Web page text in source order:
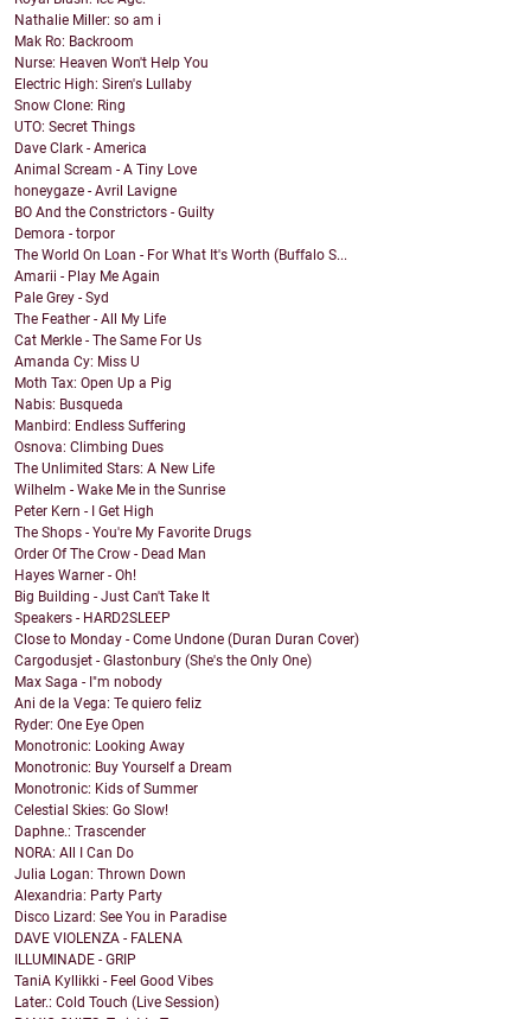
Nathalie Miller: so am i
Mak Ro: Backroom
Nurse: Heaven Won't Help You
Electric High: Siren's Lullaby
Snow Clone: Ring
UTO: Secret Things
Dave Clark - America
Animal Scream - A Tiny Love
honeygaze - Avril Lavigne
BO And the Constrictors - Guilty
Demora - torpor
The World On Loan - For What It's Worth (Buffalo S...
Amarii - Play Me Again
Pale Grey - Syd
The Feather - All My Life
Cat Merkle - The Same For Us
Amanda Cy: Miss U
Moth Tax: Open Up a Pig
Nabis: Busqueda
Manbird: Endless Suffering
Osnova: Climbing Dues
The Unlimited Stars: A New Life
Wilhelm - Wake Me in the Sunrise
Peter Kern - I Get High
The Shops - You're My Favorite Drugs
Order Of The Crow - Dead Man
Hayes Warner - Oh!
Big Building - Just Can't Take It
Speakers - HARD2SLEEP
Close to Monday - Come Undone (Duran Duran Cover)
Cargodusjet - Glastonbury (She's the Only One)
Max Saga - I"m nobody
Ani de la Vega: Te quiero feliz
Ryder: One Eye Open
Monotronic: Looking Away
Monotronic: Buy Yourself a Dream
Monotronic: Kids of Summer
Celestial Skies: Go Slow!
Daphne.: Trascender
NORA: All I Can Do
Julia Logan: Thrown Down
Alexandria: Party Party
Disco Lizard: See You in Paradise
DAVE VIOLENZA - FALENA
ILLUMINADE - GRIP
TaniA Kyllikki - Feel Good Vibes
Later.: Cold Touch (Live Session)